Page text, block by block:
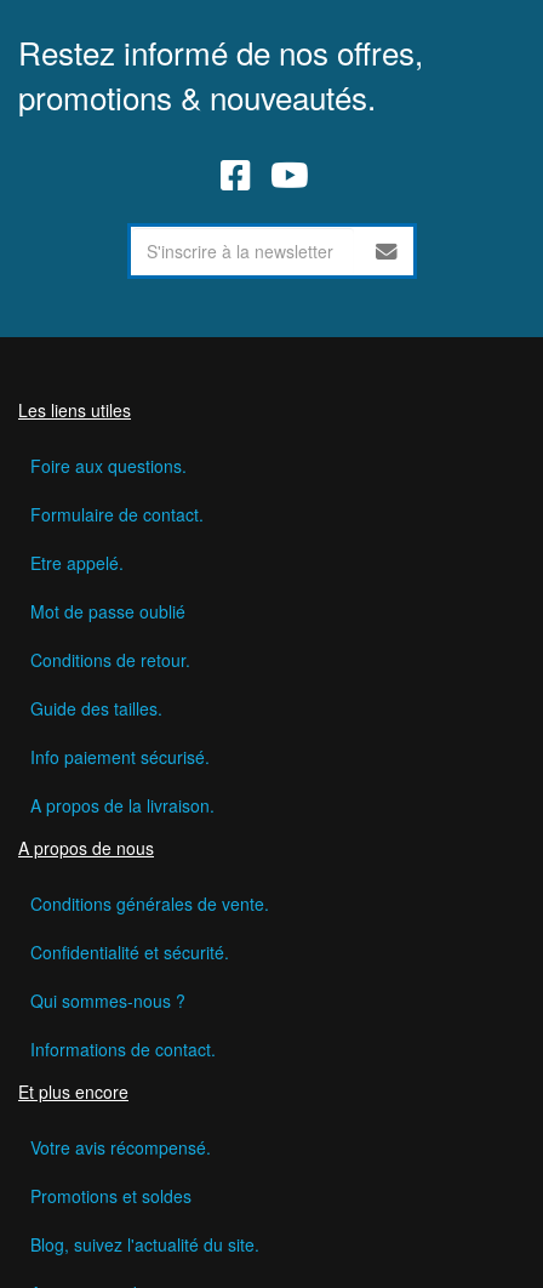
Restez informé de nos offres,
promotions & nouveautés.
Les liens utiles
Foire aux questions.
Formulaire de contact.
Etre appelé.
Mot de passe oublié
Conditions de retour.
Guide des tailles.
Info paiement sécurisé.
A propos de la livraison.
A propos de nous
Conditions générales de vente.
Confidentialité et sécurité.
Qui sommes-nous ?
Informations de contact.
Et plus encore
Votre avis récompensé.
Promotions et soldes
Blog, suivez l'actualité du site.